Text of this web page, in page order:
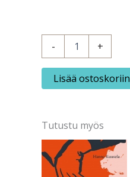
-
Eric:
toukka
paksulainen
+
Lisää ostoskoriin
Tutustu myös